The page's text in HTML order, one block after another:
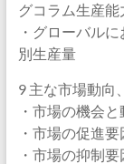
グコラム生産能
・グローバル
別生産量
9 主な市場動向
・市場の機会と
・市場の促進要
・市場の抑制要